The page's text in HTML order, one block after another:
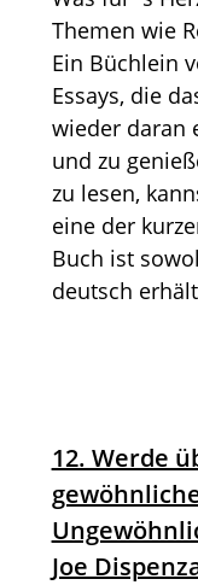
Themen wie
Ein Büchlein
Essays, die
wieder daran
und zu
zu lesen,
eine der
Buch ist
deutsch
12. Werde
Joe